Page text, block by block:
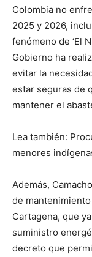
Colombia no
2025 y 2026,
fenómeno de ‘El
Gobierno ha
evitar la
estar seguras de
mantener el
Lea también:
menores
Además,
de
Cartagena, que
suministro
decreto que